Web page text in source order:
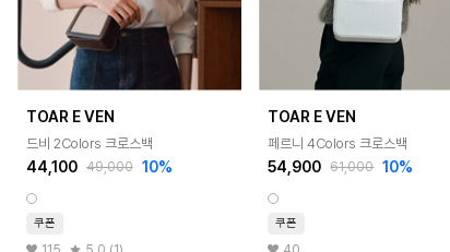
TOAR E VEN
드비 2Colors 크로스백
44,100 49,000 10%
쿠폰
TOAR E VEN
페르니 4Colors 크로스백
54,900 61,000 10%
쿠폰